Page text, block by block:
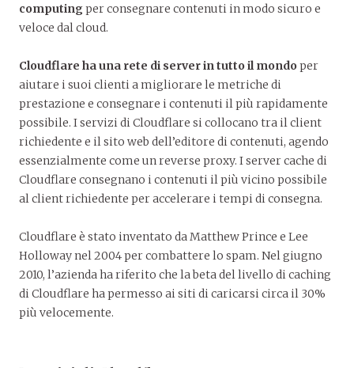
computingper consegnare contenuti in modo sicuro e
veloce dal cloud.
Cloudflare ha una rete di server in tutto il mondo per
aiutare i suoi clienti a migliorare le metriche di
prestazione e consegnare i contenuti il più rapidamente
possibile. I servizi di Cloudflare si collocano tra il client
richiedente e il sito web dell’editore di contenuti, agendo
essenzialmente come un reverse proxy. I server cache di
Cloudflare consegnano i contenuti il più vicino possibile
al client richiedente per accelerare i tempi di consegna.
Cloudflare è stato inventato da Matthew Prince e Lee
Holloway nel 2004 per combattere lo spam. Nel giugno
2010, l’azienda ha riferito che la beta del livello di caching
di Cloudflare ha permesso ai siti di caricarsi circa il 30%
più velocemente.